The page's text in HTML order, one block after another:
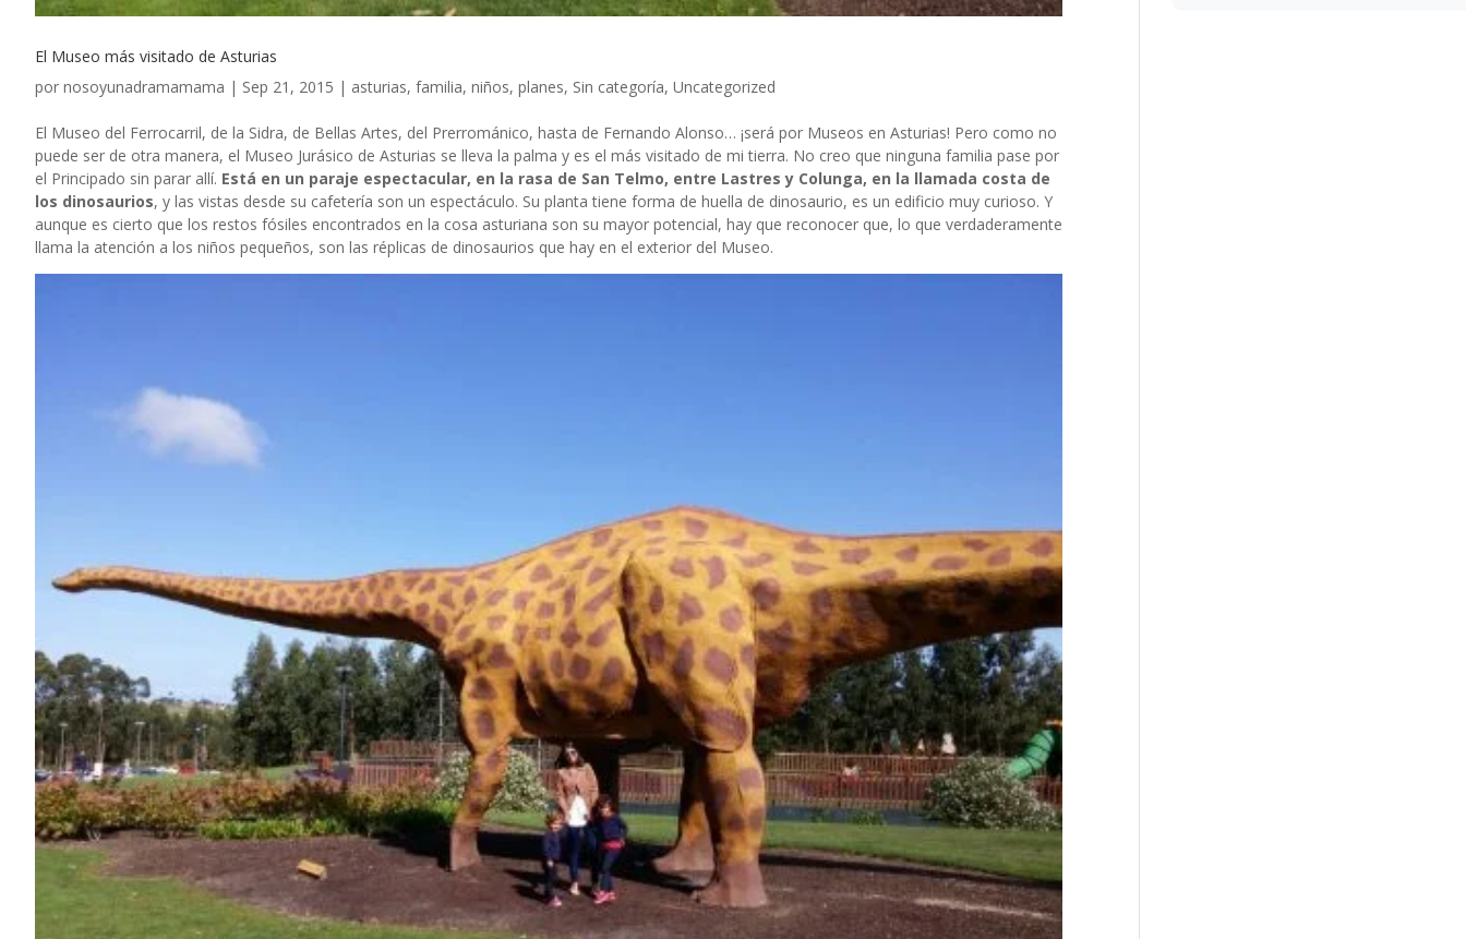
El Museo más visitado de Asturias
por nosoyunadramamama | Sep 21, 2015 | asturias, familia, niños, planes, Sin categoría, Uncategorized
El Museo del Ferrocarril, de la Sidra, de Bellas Artes, del Prerrománico, hasta de Fernando Alonso… ¡será por Museos en Asturias! Pero como no
puede ser de otra manera, el Museo Jurásico de Asturias se lleva la palma y es el más visitado de mi tierra. No creo que ninguna familia pase por
el Principado sin parar allí. Está en un paraje espectacular, en la rasa de San Telmo, entre Lastres y Colunga, en la llamada costa de
los dinosaurios, y las vistas desde su cafetería son un espectáculo. Su planta tiene forma de huella de dinosaurio, es un edificio muy curioso. Y
aunque es cierto que los restos fósiles encontrados en la cosa asturiana son su mayor potencial, hay que reconocer que, lo que verdaderamente
llama la atención a los niños pequeños, son las réplicas de dinosaurios que hay en el exterior del Museo.